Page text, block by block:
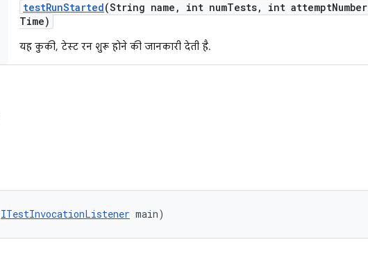
testRunStarted(String name , int numTests, int attemptNumber
Time)
यह कुकी, टेस्ट रन शुरू होने की जानकारी देती है.
ITestInvocationListener main)